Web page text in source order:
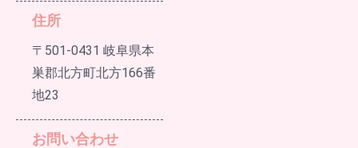
住所
〒501-0431 岐阜県本
巣郡北方町北方166番
地23
お問い合わせ